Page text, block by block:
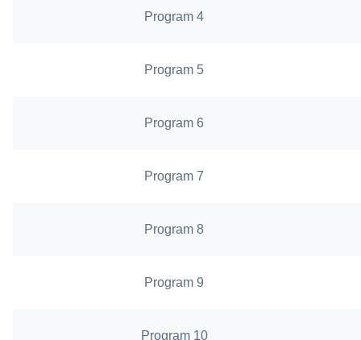
Program 4
Program 5
Program 6
Program 7
Program 8
Program 9
Program 10